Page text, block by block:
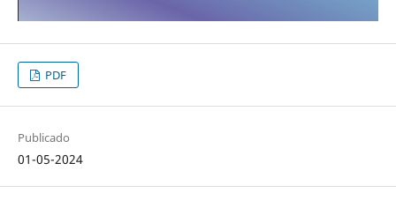
PDF
Publicado
01-05-2024